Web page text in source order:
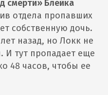
смерти» Блейка
отдела пропавших
собственную дочь.
назад, но Локк не
И тут пропадает еще
48 часов, чтобы ее